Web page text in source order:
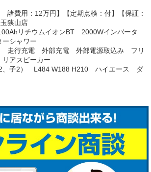
諸費用：12万円】【定期点検：付】【保証：
狭山店
リチウムイオンBT 2000Wインバータ
シャワー
走行充電 外部充電 外部電源取込み フリ
アスピーカー
2、子2） L484 W188 H210 ハイエース ダ